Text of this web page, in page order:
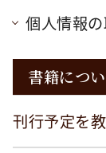
個人情報
書籍につ
刊行予定を